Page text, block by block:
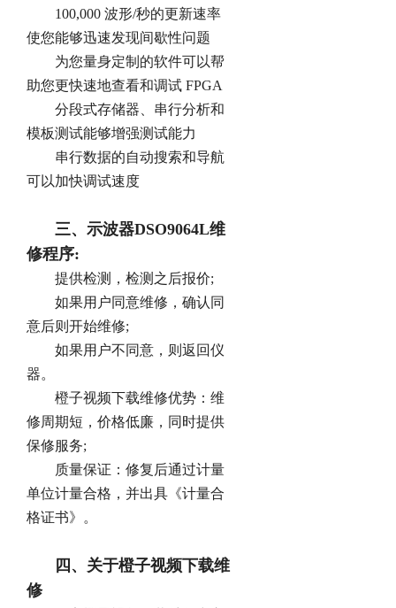
100,000 波形/秒的更新速率
使您能够迅速发现间歇性问题
为您量身定制的软件可以帮
助您更快速地查看和调试 FPGA
分段式存储器、串行分析和
模板测试能够增强测试能力
串行数据的自动搜索和导航
可以加快调试速度
三、示波器DSO9064L维
修程序:
提供检测，检测之后报价;
如果用户同意维修，确认同
意后则开始维修;
如果用户不同意，则返回仪
器。
橙子视频下载维修优势：维
修周期短，价格低廉，同时提供
保修服务;
质量保证：修复后通过计量
单位计量合格，并出具《计量合
格证书》。
四、关于橙子视频下载维
修